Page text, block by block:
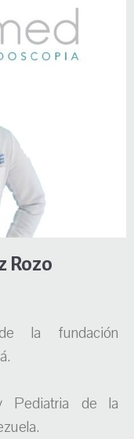
Rozo
la fundación
Pediatria de la